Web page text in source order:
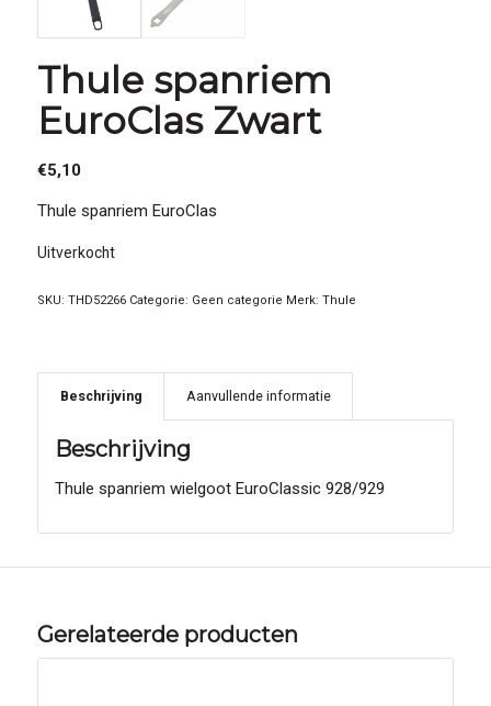
Thule spanriem
EuroClas Zwart
€5,10
Thule spanriem EuroClas
Uitverkocht
SKU: THD52266 Categorie: Geen categorie Merk: Thule
Beschrijving Aanvullende informatie
Beschrijving
Thule spanriem wielgoot EuroClassic 928/929
Gerelateerde producten